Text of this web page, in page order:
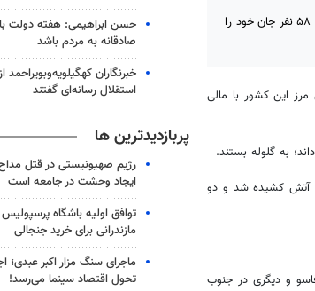
یکی از شهرهای مرزی نیجر شاهد حمله افراد ناشناس به مردم عادی بود که در پی این حادثه، ۵۸ نفر جان خود را
این کشور با مالی
به گلوله بستند.
آتش کشیده شد و دو
و دیگری در جنوب
حسن ابراهیمی: هفته دولت
صادقانه به مردم باشد
خبرنگاران
استقلال رسانه‌ای گفتند
پربازدیدترین ها
رژیم صهیونیستی در قتل
ایجاد وحشت در جامعه است
توافق اولیه باشگاه
مازندرانی برای خرید جنجالی
ماجرای سنگ مزار اکبر عبدی؛
تحول اقتصاد سینما می‌رسد!